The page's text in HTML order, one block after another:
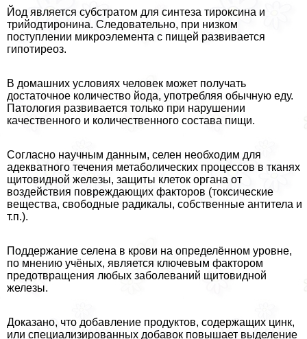
Йод является субстратом для синтеза тироксина и
трийодтиронина. Следовательно, при низком
поступлении микроэлемента с пищей развивается
гипотиреоз.
В домашних условиях человек может получать
достаточное количество йода, употрeбляя обычную еду.
Патология развивается только при нарушении
качественного и количественного состава пищи.
Согласно научным данным, селен необходим для
адекватного течения метаболических процессов в тканях
щитовидной железы, защиты клеток органа от
воздействия повреждающих факторов (токсические
вещества, свободные радикалы, собственные антитела и
т.п.).
Поддержание селена в крови на определённом уровне,
по мнению учёных, является ключевым фактором
предотвращения любых заболеваний щитовидной
железы.
Доказано, что добавление продуктов, содержащих цинк,
или специализированных добавок повышает выделение